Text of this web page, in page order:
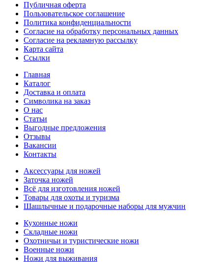
Публичная оферта
Пользовательское соглашение
Политика конфиденциальности
Согласие на обработку персональных данных
Согласие на рекламную рассылку
Карта сайта
Ссылки
Главная
Каталог
Доставка и оплата
Символика на заказ
О нас
Статьи
Выгодные предложения
Отзывы
Вакансии
Контакты
Аксессуары для ножей
Заточка ножей
Всё для изготовления ножей
Товары для охоты и туризма
Шашлычные и подарочные наборы для мужчин
Кухонные ножи
Складные ножи
Охотничьи и туристические ножи
Военные ножи
Ножи для выживания